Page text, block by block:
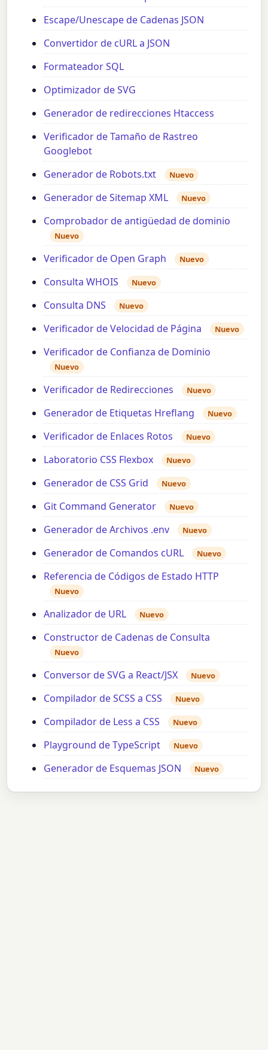
Escape/Unescape de Cadenas JSON
Convertidor de cURL a JSON
Formateador SQL
Optimizador de SVG
Generador de redirecciones Htaccess
Verificador de Tamaño de Rastreo
Googlebot
Generador de Robots.txt
Nuevo
Generador de Sitemap XML Nuevo
Comprobador de antigüedad de dominio
Nuevo
Verificador de Open Graph Nuevo
Consulta WHOIS Nuevo
Consulta DNS Nuevo
Verificador de Velocidad de Página Nuevo
Verificador de Confianza de Dominio
Nuevo
Verificador de Redirecciones Nuevo
Generador de Etiquetas Hreflang Nuevo
Verificador de Enlaces Rotos Nuevo
Laboratorio CSS Flexbox Nuevo
Generador de CSS Grid Nuevo
Git Command Generator Nuevo
Generador de Archivos .env Nuevo
Generador de Comandos cURL Nuevo
Referencia de Códigos de Estado HTTP
Nuevo
Analizador de URL Nuevo
Constructor de Cadenas de Consulta
Nuevo
Conversor de SVG a React/JSX Nuevo
Compilador de SCSS a CSS Nuevo
Compilador de Less a CSS Nuevo
Playground de TypeScript Nuevo
Generador de Esquemas JSON Nuevo